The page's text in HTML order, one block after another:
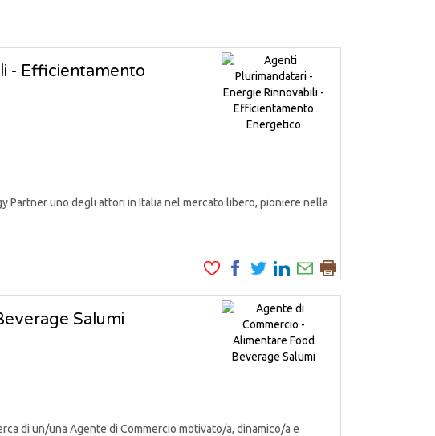
- Efficientamento
Partner uno degli attori in Italia nel mercato libero, pioniere nella
Salumi
di un/una Agente di Commercio motivato/a, dinamico/a e